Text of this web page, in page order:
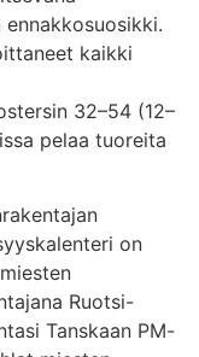
kaikki
32–54 (12–
pelaa tuoreita
on
Ruotsi-
Tanskaan PM-